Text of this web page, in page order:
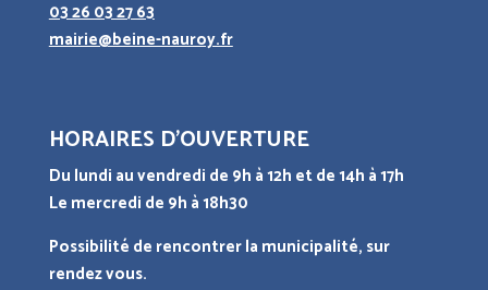
03 26 03 27 63
mairie@beine-nauroy.fr
HORAIRES D’OUVERTURE
Du lundi au vendredi de 9h à 12h et de 14h à 17h
Le mercredi de 9h à 18h30
Possibilité de rencontrer la municipalité, sur
rendez vous.